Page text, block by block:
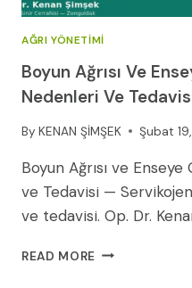
AĞRI YÖNETIMI
Boyun Ağrısı Ve
Nedenleri Ve
By KENAN ŞİMŞEK Şubat
Boyun Ağrısı ve
ve Tedavisi —
ve tedavisi. Op. Dr.
READ MORE BOYUN